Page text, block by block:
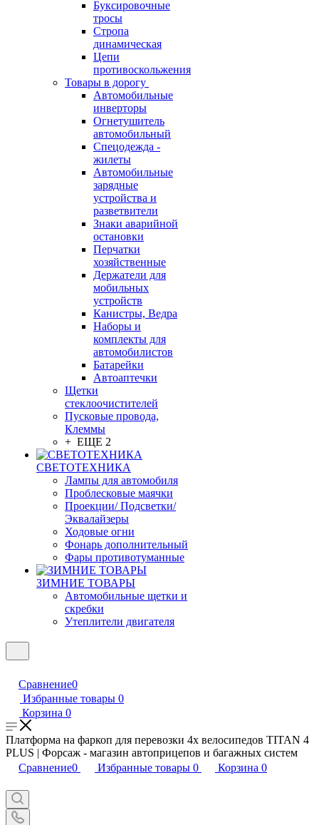
Буксировочные
тросы
Стропа
динамическая
Цепи
противоскольжения
Товары в дорогу
Автомобильные
инверторы
Огнетушитель
автомобильный
Спецодежда -
жилеты
Автомобильные
зарядные
устройства и
разветвители
Знаки аварийной
остановки
Перчатки
хозяйственные
Держатели для
мобильных
устройств
Канистры, Ведра
Наборы и
комплекты для
автомобилистов
Батарейки
Автоаптечки
Щетки
стеклоочистителей
Пусковые провода,
Клеммы
+ ЕЩЕ 2
СВЕТОТЕХНИКА
Лампы для автомобиля
Проблесковые маячки
Проекции/ Подсветки/
Эквалайзеры
Ходовые огни
Фонарь дополнительный
Фары противотуманные
ЗИМНИЕ ТОВАРЫ
Автомобильные щетки и
скребки
Утеплители двигателя
Сравнение0
Избранные товары 0
Корзина 0
Платформа на фаркоп для перевозки 4х велосипедов TITAN 4
PLUS | Форсаж - магазин автоприцепов и багажных систем
Сравнение0 Избранные товары 0 Корзина 0